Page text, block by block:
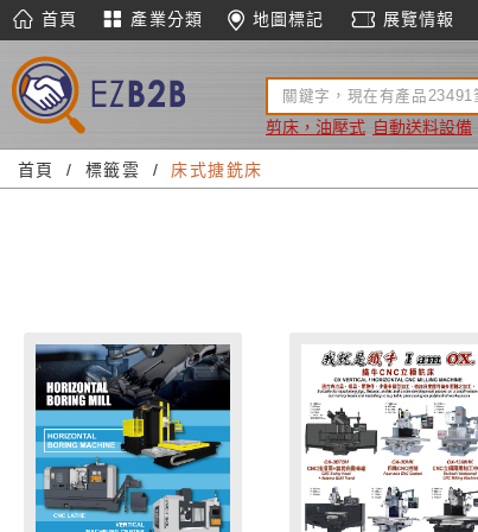
首頁 產業分類 地圖標記 展覽情報
剪床，油壓式 自動送料設備
首頁 標籤雲 床式搪銑床